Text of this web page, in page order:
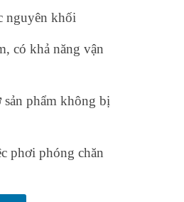
nguyên khối
có khả năng vận
phẩm không bị
phơi phóng chăn